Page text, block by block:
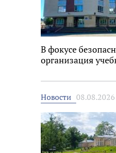
В фокусе
организация
Новости